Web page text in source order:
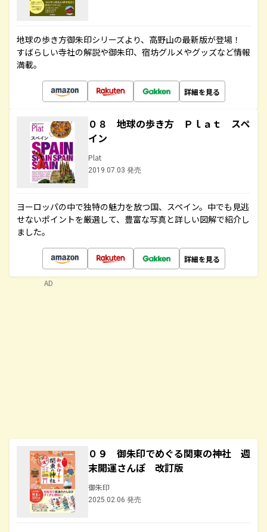
地球の歩き方御朱印シリーズより、高野山の最新版が登場！
すばらしい寺社の解説や御朱印、宿坊グルメやグッズなど情報
満載。
詳細を見る
０８ 地球の歩き方 Ｐｌａｔ スペ
イン
Plat
2019.07.03 発売
ヨーロッパの中で独特の魅力を放つ国、スペイン。中でも見逃
せないポイントを厳選して、豊富な写真と詳しい図解で紹介し
ました。
詳細を見る
０９ 御朱印でめぐる関東の神社 週
末開運さんぽ 改訂版
御朱印
2025.02.06 発売
AD